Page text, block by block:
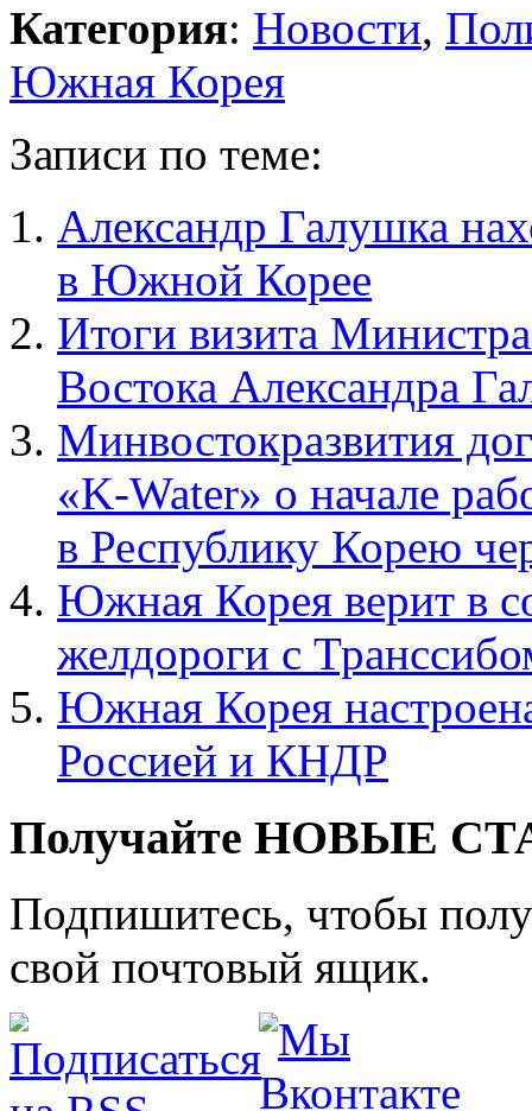
Категория: Новости,
Южная Корея
Записи по теме:
Александр Галушка
в Южной Корее
Итоги визита
Востока Александра
Минвостокразвития
«K-Water» о начале
в Республику Корею
Южная Корея верит в
желдороги с
Южная Корея
Россией и КНДР
Получайте НОВЫЕ
Подпишитесь, чтобы
свой почтовый ящик.